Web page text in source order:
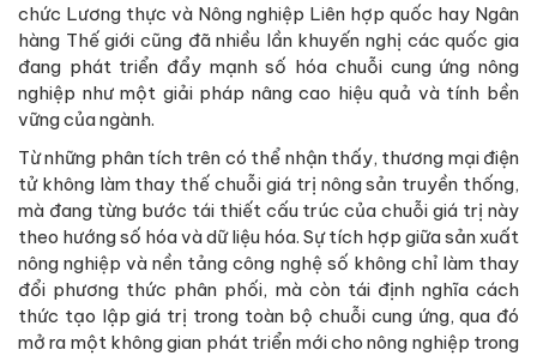
chức Lương thực và Nông nghiệp Liên hợp quốc hay Ngân
hàng Thế giới cũng đã nhiều lần khuyến nghị các quốc gia
đang phát triển đẩy mạnh số hóa chuỗi cung ứng nông
nghiệp như một giải pháp nâng cao hiệu quả và tính bền
vững của ngành.
Từ những phân tích trên có thể nhận thấy, thương mại điện
tử không làm thay thế chuỗi giá trị nông sản truyền thống,
mà đang từng bước tái thiết cấu trúc của chuỗi giá trị này
theo hướng số hóa và dữ liệu hóa. Sự tích hợp giữa sản xuất
nông nghiệp và nền tảng công nghệ số không chỉ làm thay
đổi phương thức phân phối, mà còn tái định nghĩa cách
thức tạo lập giá trị trong toàn bộ chuỗi cung ứng, qua đó
mở ra một không gian phát triển mới cho nông nghiệp trong